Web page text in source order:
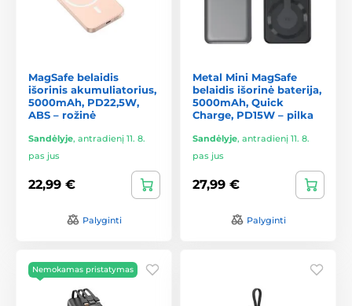
MagSafe belaidis
išorinis akumuliatorius,
5000mAh, PD22,5W,
ABS – rožinė
Sandėlyje, antradienį 11. 8.
pas jus
22,99 €
Palyginti
Metal Mini MagSafe
belaidis išorinė baterija,
5000mAh, Quick
Charge, PD15W – pilka
Sandėlyje, antradienį 11. 8.
pas jus
27,99 €
Palyginti
Nemokamas pristatymas